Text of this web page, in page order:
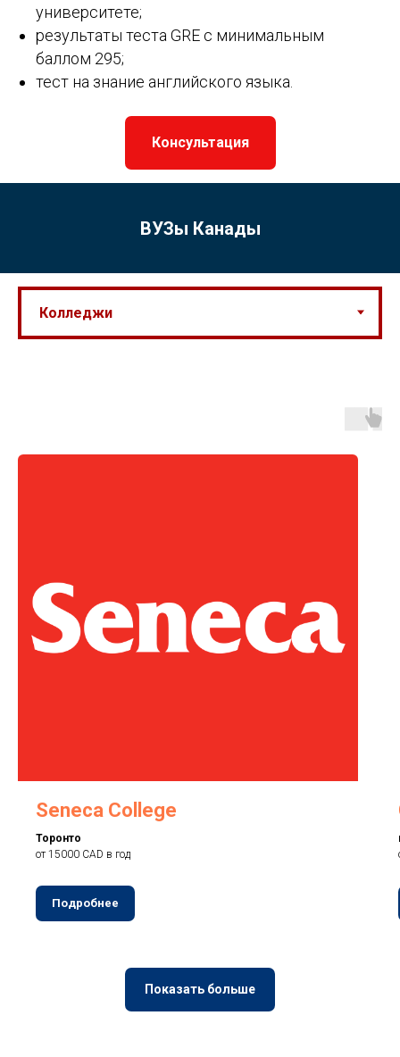
университете;
результаты теста GRE с минимальным
баллом 295;
тест на знание английского языка.
Консультация
ВУЗы Канады
Seneca College
Торонто
от 15000 CAD в год
Подробнее
Показать больше